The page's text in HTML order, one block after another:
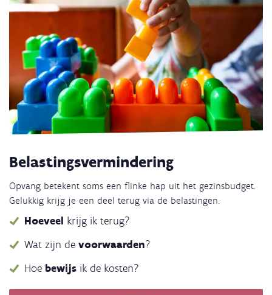
Belastingsvermindering
Opvang betekent soms een flinke hap uit het gezinsbudget.
Gelukkig krijg je een deel terug via de belastingen.
Hoeveel krijg ik terug?
Wat zijn de voorwaarden?
Hoe bewijs ik de kosten?